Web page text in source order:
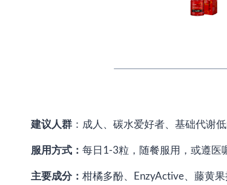
建议人群 ：成人、碳水爱好者、基础代谢
服用方式： 每日1-3粒，随餐服用，或遵医
主要成分： 柑橘多酚、EnzyActive、藤黄